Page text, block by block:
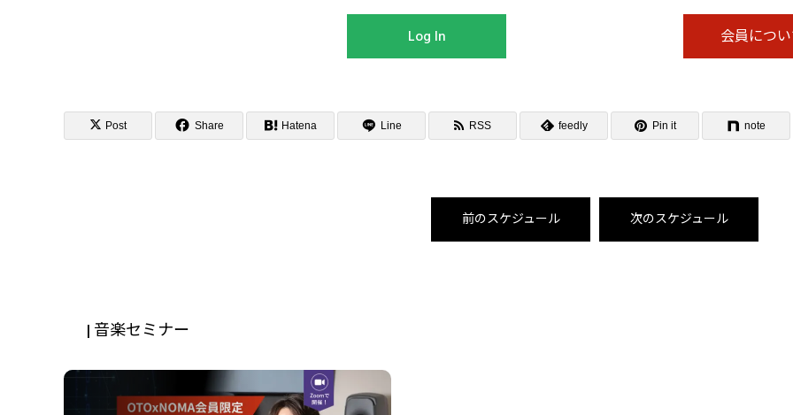
Log In 会員につ
Post Share Hatena Line RSS feedly Pin it note
前のスケジュール 次のスケジュール
| 音楽セミナー